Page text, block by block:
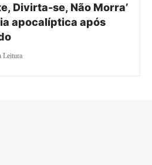
Divirta-se, Não Morra’
apocalíptica após
Leitura